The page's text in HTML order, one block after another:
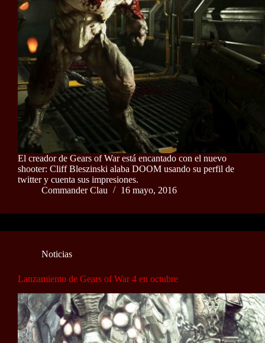
El creador de Gears of War está encantado con el nuevo
shooter: Cliff Bleszinski alaba DOOM usando su perfil de
twitter y cuenta sus impresiones.
Commander Clau
16 mayo, 2016
Noticias
Lanzamiento de Gears of War 4 en octubre